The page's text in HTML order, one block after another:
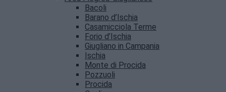
Bacoli
Barano d’Ischia
Casamicciola Terme
Forio d’Ischia
Giugliano in Campania
Ischia
Monte di Procida
Pozzuoli
Procida